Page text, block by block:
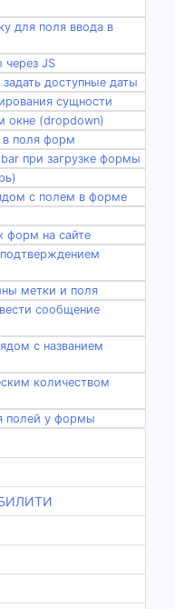
для поля ввода в
JS
доступные даты
сущности
окне (dropdown)
в поля форм
при загрузке формы
с полем в форме
форм на сайте
метки и поля
сообщение
с названием
количеством
полей у формы